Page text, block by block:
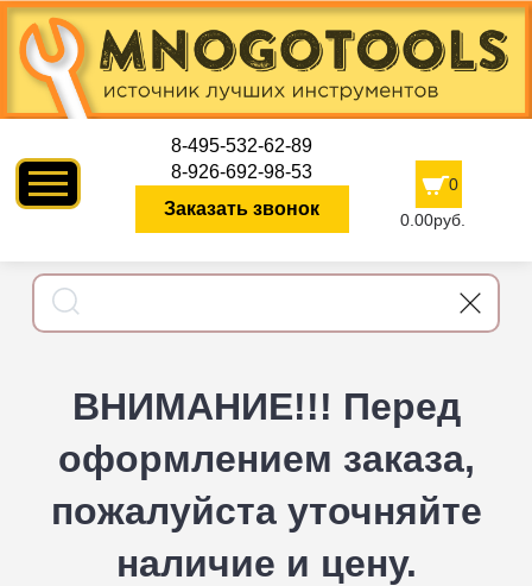
8-495-532-62-89
8-926-692-98-53
Заказать звонок
0
0.00руб.
ВНИМАНИЕ!!! Перед
оформлением заказа,
пожалуйста уточняйте
наличие и цену.